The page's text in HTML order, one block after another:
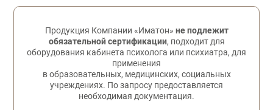
Обратная связь
Продукция Компании «Иматон» не подлежит
обязательной сертификации, подходит для
оборудования кабинета психолога или психиатра, для
применения
в образовательных, медицинских, социальных
учреждениях. По запросу предоставляется
необходимая документация.